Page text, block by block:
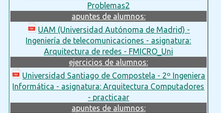
Problemas2
apuntes de alumnos:
UAM (Universidad Autónoma de Madrid) -
Ingeniería de telecomunicaciones - asignatura:
Arquitectura de redes - FMICRO_Uni
ejercicios de alumnos:
Universidad Santiago de Compostela - 2º Ingeniera
Informática - asignatura: Arquitectura Computadores
- practicaar
apuntes de alumnos: